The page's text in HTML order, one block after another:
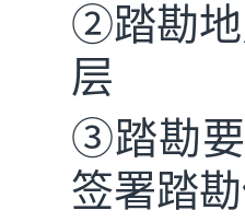
②踏勘地
层
③踏勘要
签署踏